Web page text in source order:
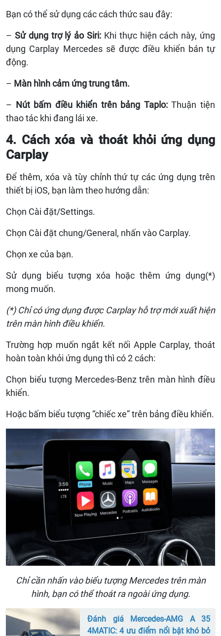
Bạn có thể sử dụng các cách thức sau đây:
– Sử dụng trợ lý ảo Siri: Khi thực hiện cách này, ứng
dụng Carplay Mercedes sẽ được điều khiển bán tự
động.
– Màn hình cảm ứng trung tâm.
– Nút bấm điều khiển trên bảng Taplo:Thuận tiện
thao tác khi đang lái xe.
4. Cách xóa và thoát khỏi ứng dụng
Carplay
Để thêm, xóa và tùy chỉnh thứ tự các ứng dụng trên
thiết bị iOS, bạn làm theo hướng dẫn:
Chọn Cài đặt/Settings.
Chọn Cài đặt chung/General, nhấn vào Carplay.
Chọn xe của bạn.
Sử dụng biểu tượng xóa hoặc thêm ứng dụng(*)
mong muốn.
(*) Chỉ có ứng dụng được Carplay hỗ trợ mới xuất hiện
trên màn hình điều khiển.
Trường hợp muốn ngắt kết nối Apple Carplay, thoát
hoàn toàn khỏi ứng dụng thì có 2 cách:
Chọn biểu tượng Mercedes-Benz trên màn hình điều
khiển.
Hoặc bấm biểu tượng “chiếc xe” trên bảng điều khiển.
Chỉ cần nhấn vào biểu tượng Mercedes trên màn
hình, bạn có thể thoát ra ngoài ứng dụng.
Đánh giá Mercedes-AMG A 35
4MATIC: 4 ưu điểm nổi bật khó bỏ